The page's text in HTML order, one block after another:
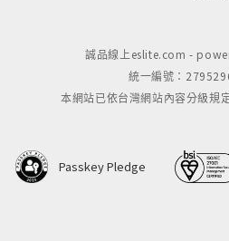
誠品線上eslite.com -
統一編號：
本網站已依台灣網站內容分級
Passkey Pledge